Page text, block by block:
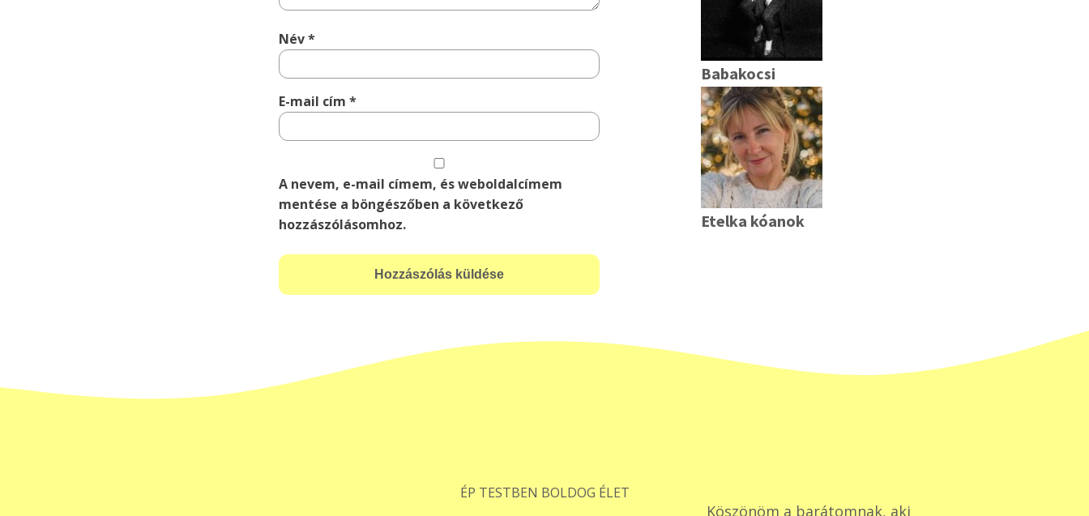
Név*
E-mail cím*
A nevem, e-mail címem, és weboldalcímem
mentése a böngészőben a következő
hozzászólásomhoz.
Babakocsi
Etelka kóanok
ÉP TESTBEN BOLDOG ÉLET
Köszönöm a barátomnak, aki